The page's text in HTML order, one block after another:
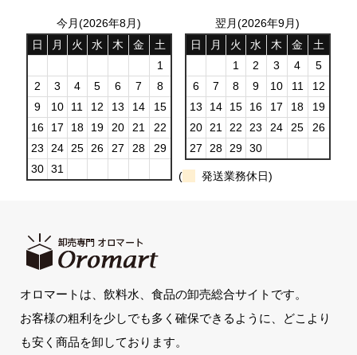
今月(2026年8月)
日
月 火 水 木 金
土
1
2
3 4 5 6 7
8
9
10 11 12 13 14
15
16
17 18 19 20 21
22
23
24 25 26 27 28
29
30 31
翌月(2026年9月)
日
月 火 水 木 金
土
1
2 3 4
5
6
7 8 9 10 11
12
13
14 15 16 17 18
19
20
21 22 23 24 25
26
27
28 29 30
( 発送業務休日)
オロマートは、飲料水、食品の卸売総合サイトです。
お客様の粗利を少しでも多く確保できるように、どこより
も安く商品を卸しております。